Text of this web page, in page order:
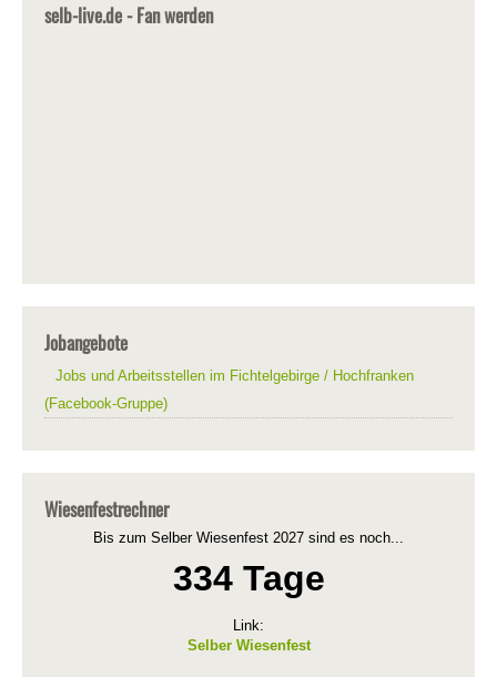
selb-live.de - Fan werden
Jobangebote
Jobs und Arbeitsstellen im Fichtelgebirge / Hochfranken
(Facebook-Gruppe)
Wiesenfestrechner
Bis zum Selber Wiesenfest 2027 sind es noch...
334 Tage
Link:
Selber Wiesenfest